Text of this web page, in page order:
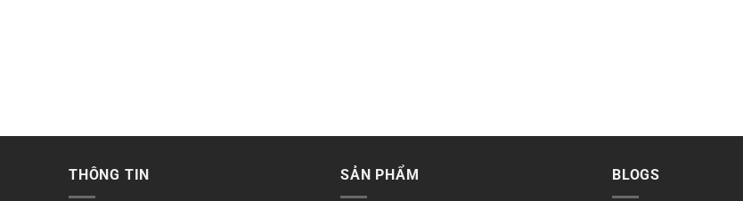
THÔNG TIN SẢN PHẨM BLOGS